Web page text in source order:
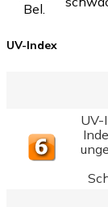
Bel.
UV-Index
UV-